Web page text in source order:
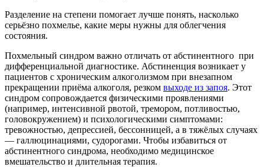
Разделение на степени помогает лучше понять, насколько
серьёзно похмелье, какие меры нужны для облегчения
состояния.
Похмельный синдром важно отличать от абстинентного при
дифференциальной диагностике. Абстиненция возникает у
пациентов с хроническим алкоголизмом при внезапном
прекращении приёма алкоголя, резком выходе из запоя. Этот
синдром сопровождается физическими проявлениями
(например, интенсивной рвотой, тремором, потливостью,
головокружением) и психологическими симптомами:
тревожностью, депрессией, бессонницей, а в тяжёлых случаях
— галлюцинациями, судорогами. Чтобы избавиться от
абстинентного синдрома, необходимо медицинское
вмешательство и длительная терапия.